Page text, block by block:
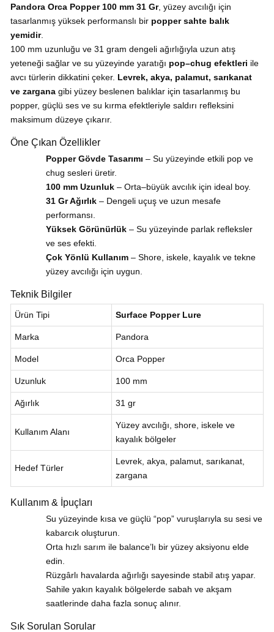
Pandora Orca Popper 100 mm 31 Gr, yüzey avcılığı için
tasarlanmış yüksek performanslı bir popper sahte balık
yemidir.
100 mm uzunluğu ve 31 gram dengeli ağırlığıyla uzun atış
yeteneği sağlar ve su yüzeyinde yaratığı pop–chug efektleri ile
avcı türlerin dikkatini çeker. Levrek, akya, palamut, sarıkanat
ve zarganagibi yüzey beslenen balıklar için tasarlanmış bu
popper, güçlü ses ve su kırma efektleriyle saldırı refleksini
maksimum düzeye çıkarır.
Öne Çıkan Özellikler
Popper Gövde Tasarımı – Su yüzeyinde etkili pop ve
chug sesleri üretir.
100 mm Uzunluk– Orta–büyük avcılık için ideal boy.
31 Gr Ağırlık– Dengeli uçuş ve uzun mesafe
performansı.
Yüksek Görünürlük– Su yüzeyinde parlak refleksler
ve ses efekti.
Çok Yönlü Kullanım– Shore, iskele, kayalık ve tekne
yüzey avcılığı için uygun.
Teknik Bilgiler
Ürün Tipi Surface Popper Lure
Marka Pandora
Model Orca Popper
Uzunluk 100 mm
Ağırlık 31 gr
Kullanım Alanı
Yüzey avcılığı, shore, iskele ve
kayalık bölgeler
Hedef Türler
Levrek, akya, palamut, sarıkanat,
zargana
Kullanım & İpuçları
Su yüzeyinde kısa ve güçlü “pop” vuruşlarıyla su sesi ve
kabarcık oluşturun.
Orta hızlı sarım ile balance’lı bir yüzey aksiyonu elde
edin.
Rüzgârlı havalarda ağırlığı sayesinde stabil atış yapar.
Sahile yakın kayalık bölgelerde sabah ve akşam
saatlerinde daha fazla sonuç alınır.
Sık Sorulan Sorular